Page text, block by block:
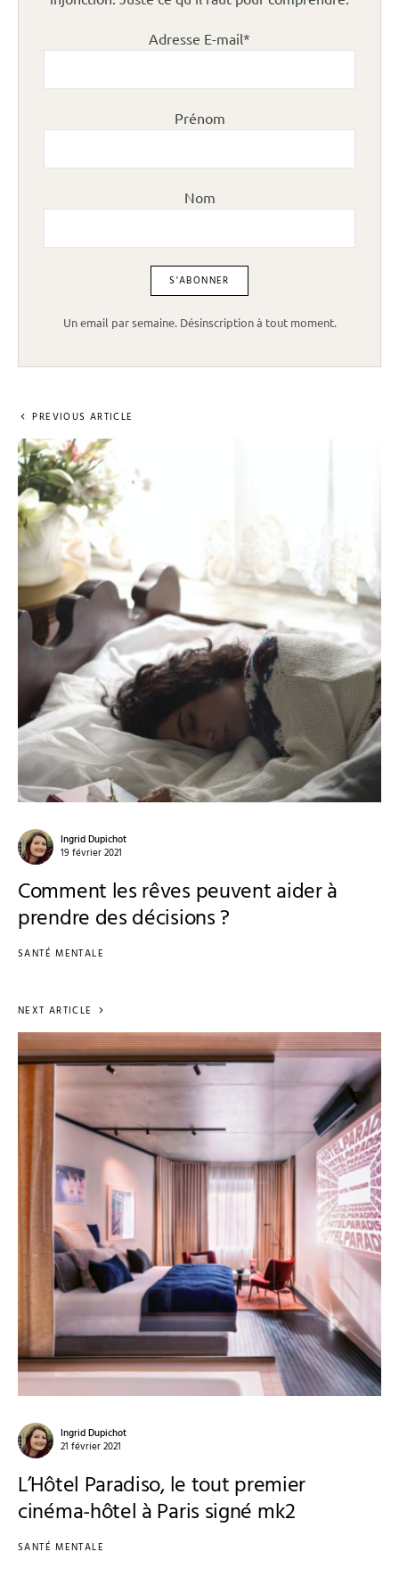
Adresse E-mail*
Prénom
Nom
Un email par semaine. Désinscription à tout moment.
PREVIOUS ARTICLE
Ingrid Dupichot
19 février 2021
Comment les rêves peuvent aider à
prendre des décisions ?
SANTÉ MENTALE
NEXT ARTICLE
Ingrid Dupichot
21 février 2021
L’Hôtel Paradiso, le tout premier
cinéma-hôtel à Paris signé mk2
SANTÉ MENTALE